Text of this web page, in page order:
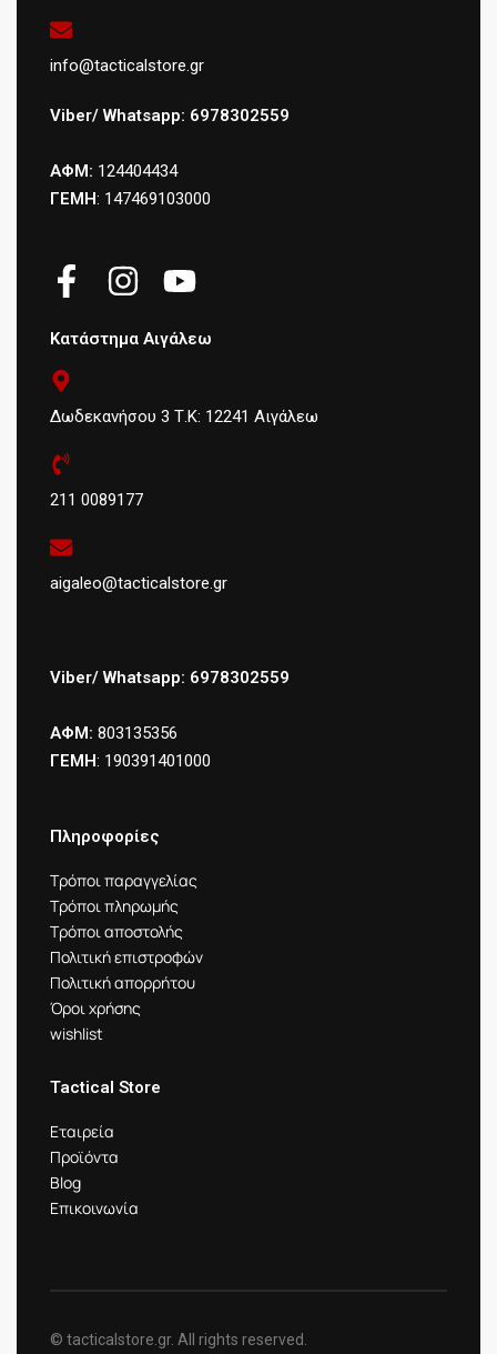
info@tacticalstore.gr
Viber/ Whatsapp: 6978302559
ΑΦΜ: 124404434
ΓΕΜΗ: 147469103000
Κατάστημα Αιγάλεω
Δωδεκανήσου 3 Τ.Κ: 12241 Αιγάλεω
211 0089177
aigaleo@tacticalstore.gr
Viber/ Whatsapp: 6978302559
ΑΦΜ: 803135356
ΓΕΜΗ: 190391401000
Πληροφορίες
Τρόποι παραγγελίας
Τρόποι πληρωμής
Τρόποι αποστολής
Πολιτική επιστροφών
Πολιτική απορρήτου
Όροι χρήσης
wishlist
Tactical Store
Εταιρεία
Προϊόντα
Blog
Επικοινωνία
© tacticalstore.gr. All rights reserved.